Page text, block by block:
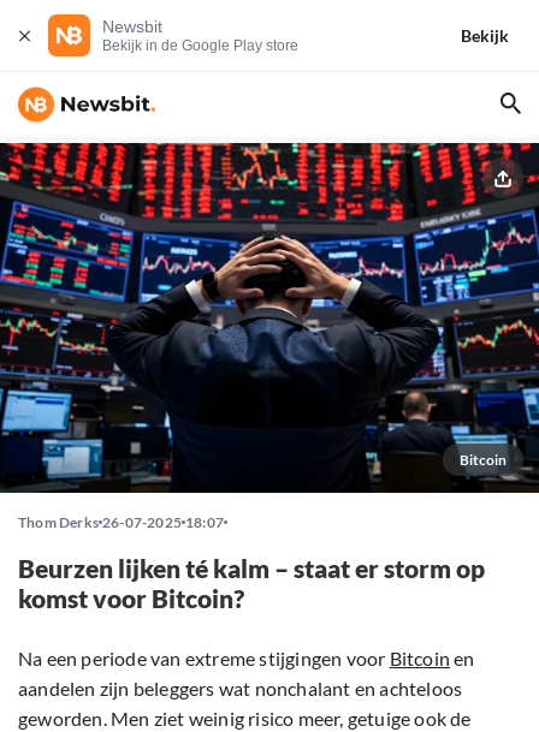
Newsbit
Bekijk in de Google Play store
Bekijk
Bitcoin
Thom Derks 26-07-2025 18:07
Beurzen lijken té kalm – staat er storm op
komst voor Bitcoin?
Na een periode van extreme stijgingen voor Bitcoin en
aandelen zijn beleggers wat nonchalant en achteloos
geworden. Men ziet weinig risico meer, getuige ook de